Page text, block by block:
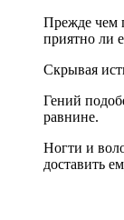
Прежде чем
приятно ли
Скрывая
Гений
равнине.
Ногти и
доставить